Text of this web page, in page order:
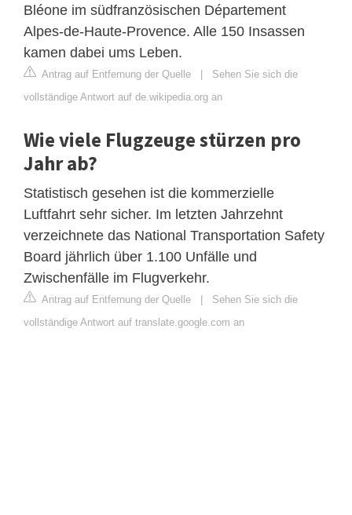
Bléone im südfranzösischen Département
Alpes-de-Haute-Provence. Alle 150 Insassen
kamen dabei ums Leben.
Antrag auf Entfernung der Quelle
Sehen Sie sich die
vollständige Antwort auf de.wikipedia.org an
Wie viele Flugzeuge stürzen pro
Jahr ab?
Statistisch gesehen ist die kommerzielle
Luftfahrt sehr sicher. Im letzten Jahrzehnt
verzeichnete das National Transportation Safety
Board jährlich über 1.100 Unfälle und
Zwischenfälle im Flugverkehr.
Antrag auf Entfernung der Quelle
Sehen Sie sich die
vollständige Antwort auf translate.google.com an